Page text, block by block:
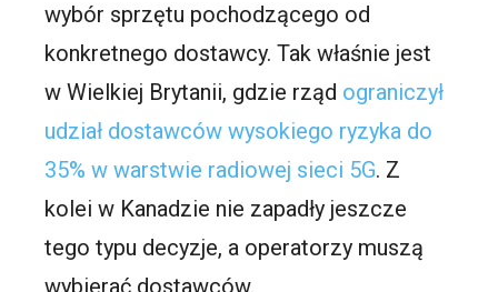
wybór sprzętu pochodzącego od
konkretnego dostawcy. Tak właśnie jest
w Wielkiej Brytanii, gdzie rząd ograniczył
udział dostawców wysokiego ryzyka do
35% w warstwie radiowej sieci 5G. Z
kolei w Kanadzie nie zapadły jeszcze
tego typu decyzje, a operatorzy muszą